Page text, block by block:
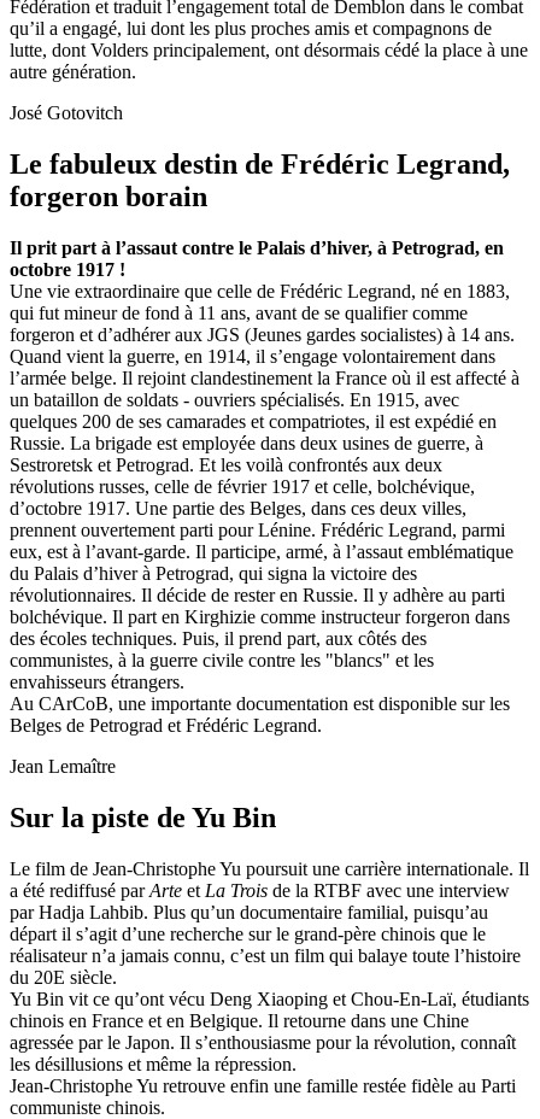
Fédération et traduit l’engagement total de Demblon dans le combat
qu’il a engagé, lui dont les plus proches amis et compagnons de
lutte, dont Volders principalement, ont désormais cédé la place à une
autre génération.
José Gotovitch
Le fabuleux destin de Frédéric Legrand,
forgeron borain
Il prit part à l’assaut contre le Palais d’hiver, à Petrograd, en
octobre 1917 !
Une vie extraordinaire que celle de Frédéric Legrand, né en 1883,
qui fut mineur de fond à 11 ans, avant de se qualifier comme
forgeron et d’adhérer aux JGS (Jeunes gardes socialistes) à 14 ans.
Quand vient la guerre, en 1914, il s’engage volontairement dans
l’armée belge. Il rejoint clandestinement la France où il est affecté à
un bataillon de soldats - ouvriers spécialisés. En 1915, avec
quelques 200 de ses camarades et compatriotes, il est expédié en
Russie. La brigade est employée dans deux usines de guerre, à
Sestroretsk et Petrograd. Et les voilà confrontés aux deux
révolutions russes, celle de février 1917 et celle, bolchévique,
d’octobre 1917. Une partie des Belges, dans ces deux villes,
prennent ouvertement parti pour Lénine. Frédéric Legrand, parmi
eux, est à l’avant-garde. Il participe, armé, à l’assaut emblématique
du Palais d’hiver à Petrograd, qui signa la victoire des
révolutionnaires. Il décide de rester en Russie. Il y adhère au parti
bolchévique. Il part en Kirghizie comme instructeur forgeron dans
des écoles techniques. Puis, il prend part, aux côtés des
communistes, à la guerre civile contre les "blancs" et les
envahisseurs étrangers.
Au CArCoB, une importante documentation est disponible sur les
Belges de Petrograd et Frédéric Legrand.
Jean Lemaître
Sur la piste de Yu Bin
Le film de Jean-Christophe Yu poursuit une carrière internationale. Il
a été rediffusé parArte et La Trois de la RTBF avec une interview
par Hadja Lahbib. Plus qu’un documentaire familial, puisqu’au
départ il s’agit d’une recherche sur le grand-père chinois que le
réalisateur n’a jamais connu, c’est un film qui balaye toute l’histoire
du 20E siècle.
Yu Bin vit ce qu’ont vécu Deng Xiaoping et Chou-En-Laï, étudiants
chinois en France et en Belgique. Il retourne dans une Chine
agressée par le Japon. Il s’enthousiasme pour la révolution, connaît
les désillusions et même la répression.
Jean-Christophe Yu retrouve enfin une famille restée fidèle au Parti
communiste chinois.